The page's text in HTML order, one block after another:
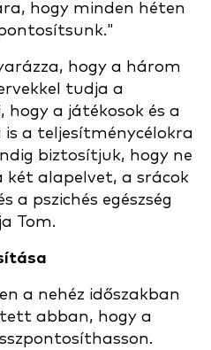
hogy minden héten
hogy a három
tudja a
hogy a játékosok és a
a teljesítménycélokra
biztosítjuk, hogy ne
két alapelvet, a srácok
pszichés egészség
Tom.
a nehéz időszakban
abban, hogy a